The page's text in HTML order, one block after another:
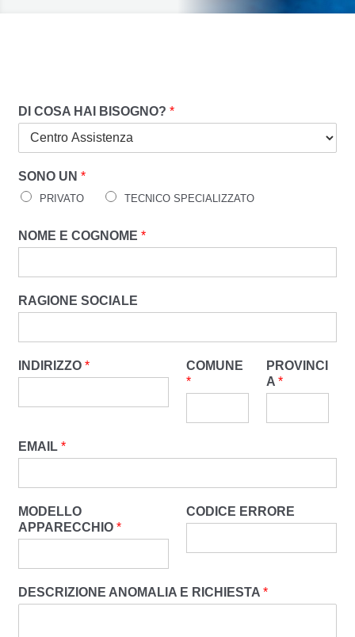
DI COSA HAI BISOGNO?*
SONO UN*
PRIVATO TECNICO SPECIALIZZATO
NOME E COGNOME*
RAGIONE SOCIALE
INDIRIZZO*
COMUNE
*
PROVINCI
A *
EMAIL*
MODELLO
APPARECCHIO*
CODICE ERRORE
DESCRIZIONE ANOMALIA E RICHIESTA*